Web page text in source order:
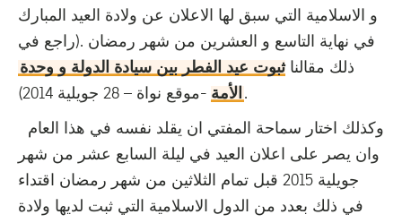
و الاسلامية التي سبق لها الاعلان عن ولادة العيد المبارك
في نهاية التاسع و العشرين من شهر رمضان .(راجع في
ذلك مقالناثبوت عيد الفطر بين سيادة الدولة و وحدة
الأمة -موقع نواة – 28 جويلية 2014).
وان يصر على اعلان العيد في ليلة السابع عشر من شهر
جويلية 2015 قبل تمام الثلاثين من شهر رمضان اقتداء
في ذلك بعدد من الدول الاسلامية التي ثبت لديها ولادة